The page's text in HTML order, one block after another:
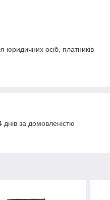
юридичних осіб, платників
за домовленістю